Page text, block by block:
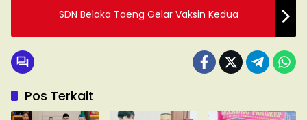
SDN Belaka Taeng Gelar Vaksin Kedua
Pos Terkait